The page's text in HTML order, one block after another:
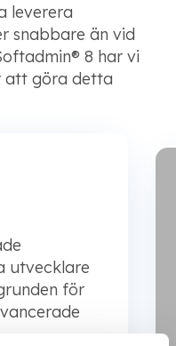
leverera
snabbare än vid
8 har vi
att göra detta
utvecklare
för